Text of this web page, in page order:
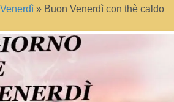
» Buon Venerdì con thè caldo